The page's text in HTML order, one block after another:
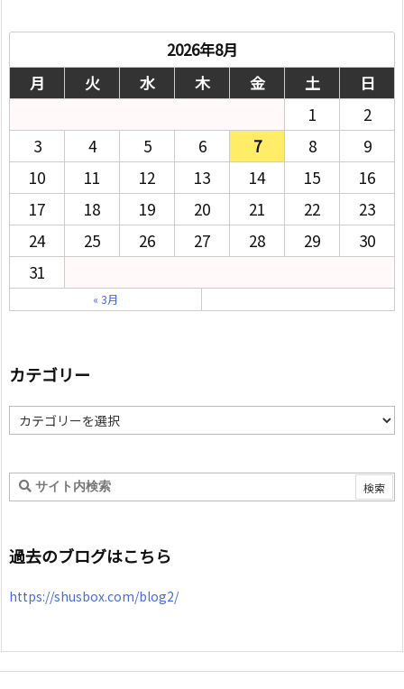
2026年8月
月
火 水 木 金 土
日
1
2
3
4 5 6 7 8
9
10
11 12 13 14 15
16
17
18 19 20 21 22
23
24
25 26 27 28 29
30
31
« 3月
カテゴリー
テ
ー
過去のブログはこちら
https://shusbox.com/blog2/